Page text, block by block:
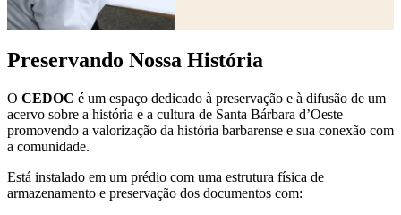
Preservando Nossa História
O CEDOC é um espaço dedicado à preservação e à difusão de um
acervo sobre a história e a cultura de Santa Bárbara d’Oeste
promovendo a valorização da história barbarense e sua conexão com
a comunidade.
Está instalado em um prédio com uma estrutura física de
armazenamento e preservação dos documentos com: